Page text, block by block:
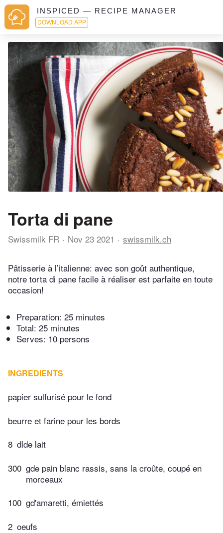
INSPICED — RECIPE MANAGER
DOWNLOAD APP
Torta di pane
Swissmilk FR Nov 23 2021 swissmilk.ch
Pâtisserie à l’italienne: avec son goût authentique,
notre torta di pane facile à réaliser est parfaite en toute
occasion!
Preparation: 25 minutes
Total: 25 minutes
Serves: 10 persons
INGREDIENTS
papier sulfurisé pour le fond
beurre et farine pour les bords
8 dlde lait
300 gde pain blanc rassis, sans la croûte, coupé en
morceaux
100 gd'amaretti, émiettés
2 oeufs